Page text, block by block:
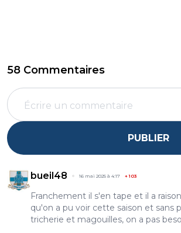
58 Commentaires
PUBLIER
bueil48 16 mai 2025 à 4:17 +103
Franchement il s'en tape et il a
qu'on a pu voir cette saison et sans
tricherie et magouilles, on a pas